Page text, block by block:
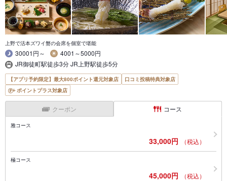
上野で活本ズワイ蟹の会席を個室で堪能
30001円～
4001～5000円
JR御徒町駅徒歩3分 JR上野駅徒歩5分
【アプリ予約限定】最大800ポイント還元対象店
口コミ投稿特典対象店
ポイントプラス対象店
クーポン コース
雅コース
33,000円 （税込）
極コース
45,000円 （税込）